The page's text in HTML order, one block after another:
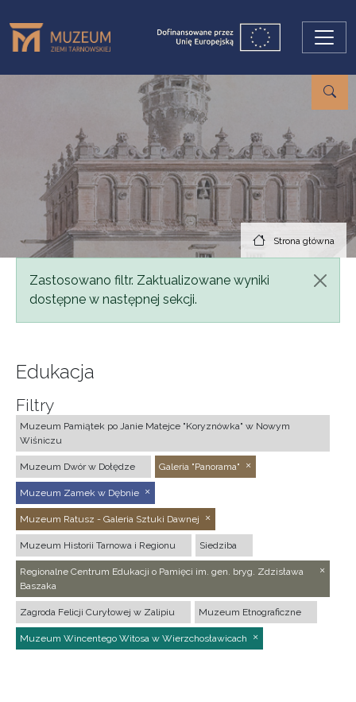
Strona główna
Komunikat
Zastosowano filtr. Zaktualizowane wyniki
dostępne w następnej sekcji.
Edukacja
Filtry
Muzeum Pamiątek po Janie Matejce "Koryznówka" w Nowym
Wiśniczu
Muzeum Dwór w Dołędze Galeria "Panorama"
Muzeum Zamek w Dębnie
Muzeum Ratusz - Galeria Sztuki Dawnej
Muzeum Historii Tarnowa i Regionu Siedziba
Regionalne Centrum Edukacji o Pamięci im. gen. bryg. Zdzisława
Baszaka
Zagroda Felicji Curyłowej w Zalipiu Muzeum Etnograficzne
Muzeum Wincentego Witosa w Wierzchosławicach